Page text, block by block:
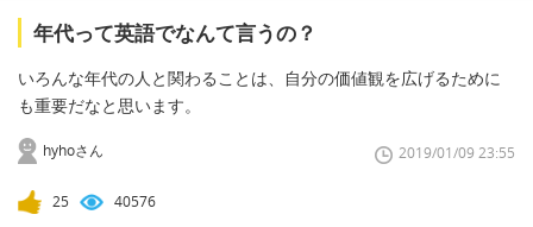
年代って英語でなんて言うの？
いろんな年代の人と関わることは、自分の価値観を広げるために
も重要だなと思います。
hyhoさん 2019/01/09 23:55
25 40576